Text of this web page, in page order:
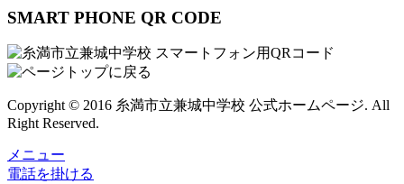
SMART PHONE QR CODE
Copyright © 2016 糸満市立兼城中学校 公式ホームページ. All
Right Reserved.
メニュー
電話を掛ける